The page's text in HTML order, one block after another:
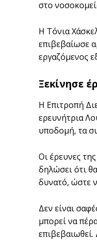
στο
Η Τόνια
επιβεβαίωσε
εργαζόμενος
Ξεκίνησε
Η Επιτροπή
ερευνήτρια
υποδομή, τα
Οι έρευνες
δηλώσει ότι
δυνατό, ώστε
Δεν είναι
μπορεί να